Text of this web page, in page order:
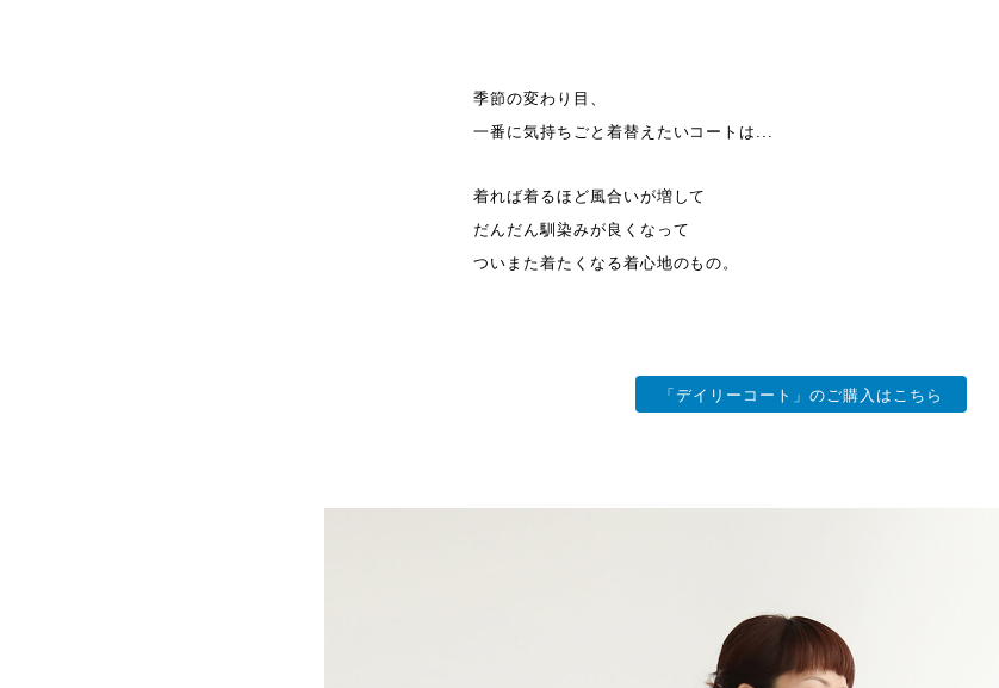
季節の変わり目、
一番に気持ちごと着替えたいコートは...
着れば着るほど風合いが増して
だんだん馴染みが良くなって
ついまた着たくなる着心地のもの。
「デイリーコート」のご購入はこちら